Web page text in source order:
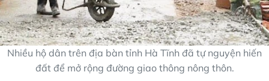
Nhiều hộ dân trên địa bàn tỉnh Hà Tĩnh đã tự nguyện hiến
đất để mở rộng đường giao thông nông thôn.